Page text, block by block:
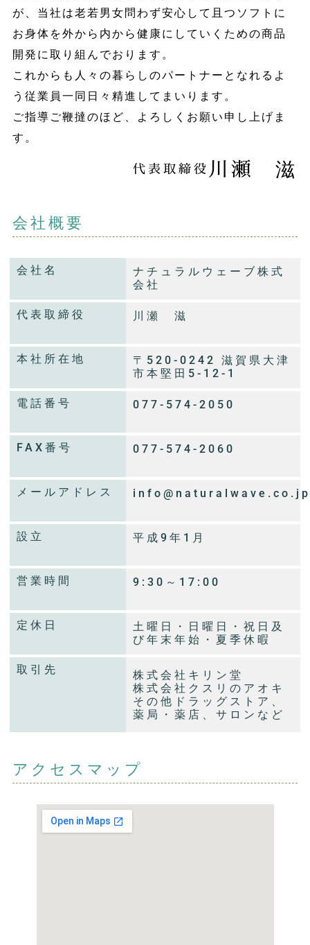
が、当社は老若男女問わず安心して且つソフトに
お身体を外から内から健康にしていくための商品
開発に取り組んでおります。
これからも人々の暮らしのパートナーとなれるよ
う従業員一同日々精進してまいります。
ご指導ご鞭撻のほど、よろしくお願い申し上げま
す。
代表取締役川瀬 滋
会社概要
会社名
ナチュラルウェーブ株式
会社
代表取締役 川瀬 滋
本社所在地
〒520-0242 滋賀県大津
市本堅田5-12-1
電話番号 077-574-2050
FAX番号 077-574-2060
メールアドレス info@naturalwave.co.jp
設立 平成9年1月
営業時間 9:30～17:00
定休日
土曜日・日曜日・祝日及
び年末年始・夏季休暇
取引先
株式会社キリン堂
株式会社クスリのアオキ
その他ドラッグストア、
薬局・薬店、サロンなど
アクセスマップ